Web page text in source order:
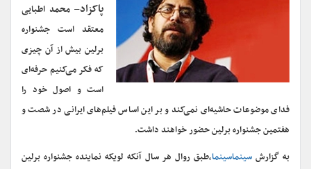
پاکزاد– محمد اطبایی
معتقد است جشنواره
برلین بیش از آن چیزی
که فکر می‌کنیم حرفه‌ای
است و اصول خود را
فدای موضوعات حاشیه‌ای نمی‌کند و بر این اساس فیلم‌های ایرانی در شصت و
هفتمین جشنواره برلین حضور خواهند داشت.
به گزارشسینماسینما،طبق روال هر سال آنکه لویکه نماینده جشنواره برلین